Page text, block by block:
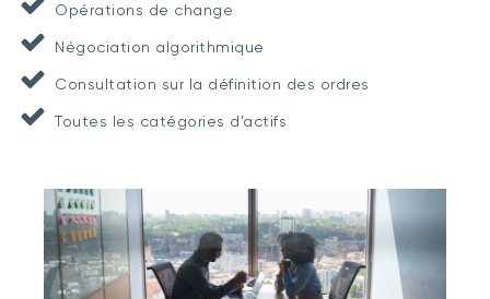
Opérations de change
Négociation algorithmique
Consultation sur la définition des ordres
Toutes les catégories d’actifs